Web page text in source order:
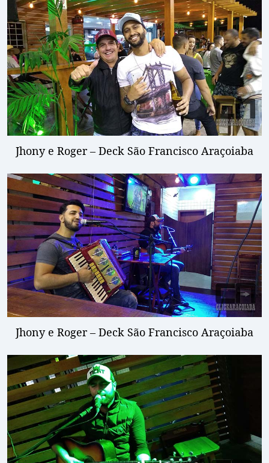
Jhony e Roger – Deck São Francisco Araçoiaba
Jhony e Roger – Deck São Francisco Araçoiaba